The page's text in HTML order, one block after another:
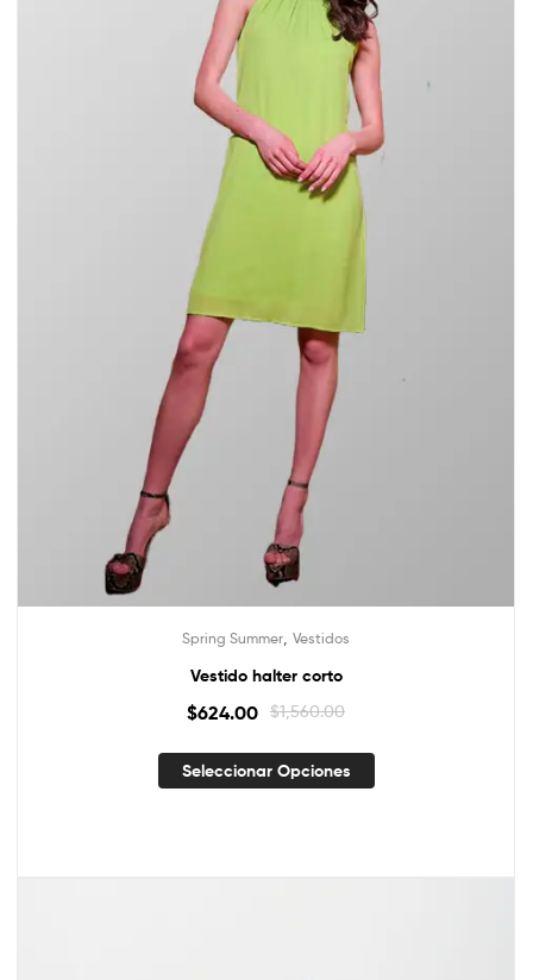
Spring Summer Vestidos
Vestido halter corto
$1,560.00
$624.00
Seleccionar Opciones